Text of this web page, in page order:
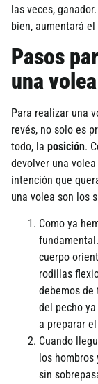
las veces,
bien, aumentará
Pasos
una
Para realizar una
revés, no solo es
todo, la posición.
devolver una
intención que
una volea son los
Como ya
cuerpo
rodillas
debemos de
del pecho
a preparar
Cuando
los
sin